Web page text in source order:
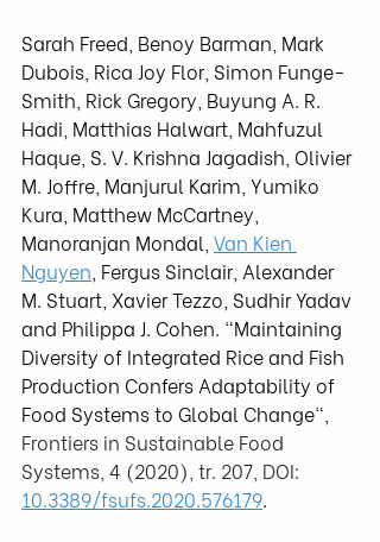
Sarah Freed, Benoy Barman, Mark
Dubois, Rica Joy Flor, Simon Funge-
Smith, Rick Gregory, Buyung A. R.
Hadi, Matthias Halwart, Mahfuzul
Haque, S. V. Krishna Jagadish, Olivier
M. Joffre, Manjurul Karim, Yumiko
Kura, Matthew McCartney,
Manoranjan Mondal, Van Kien
Nguyen , Fergus Sinclair, Alexander
M. Stuart, Xavier Tezzo, Sudhir Yadav
and Philippa J. Cohen. "Maintaining
Diversity of Integrated Rice and Fish
Production Confers Adaptability of
Food Systems to Global Change",
Frontiers in Sustainable Food
Systems, 4 (2020), tr. 207, DOI:
10.3389/fsufs.2020.576179.